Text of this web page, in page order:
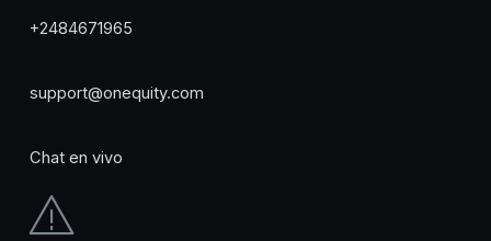
+2484671965
support@onequity.com
Chat en vivo